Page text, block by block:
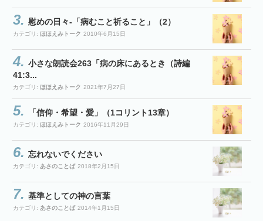
慰めの日々-「病むこと祈ること」（2）
カテゴリ: ほほえみトーク 2010年6月15日
小さな朗読会263「病の床にあるとき（詩編
41:3...
カテゴリ: ほほえみトーク 2021年7月27日
「信仰・希望・愛」（1コリント13章）
カテゴリ: ほほえみトーク 2016年11月29日
忘れないでください
カテゴリ: あさのことば 2018年2月15日
基準としての神の言葉
カテゴリ: あさのことば 2014年1月15日